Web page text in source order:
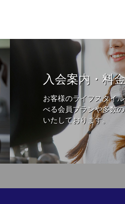
入会案内・料
お客様のライフスタイ
べる会員プランや多数
いたしております。